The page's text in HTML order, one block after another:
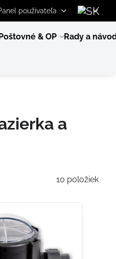
používateľa
& OP Rady a
a
10 položiek